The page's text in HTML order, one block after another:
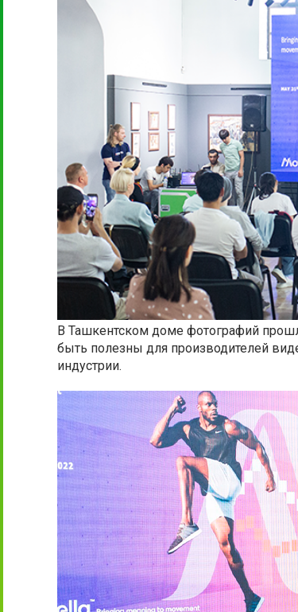
В Ташкентском доме фотографий
быть полезны для производителей
индустрии.